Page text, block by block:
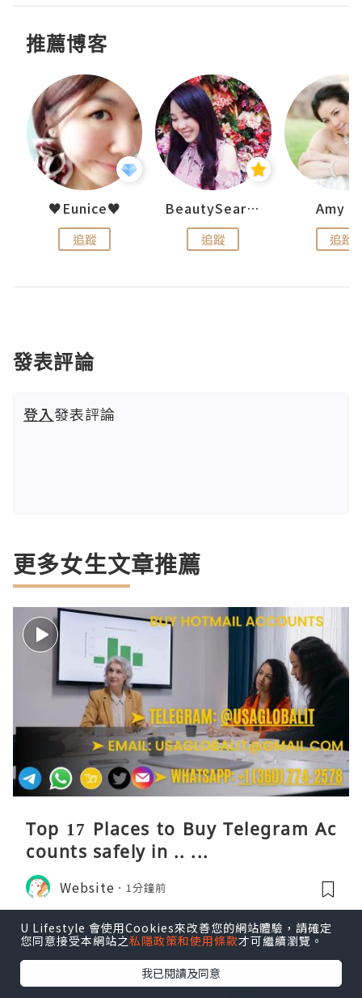
推薦博客
♥Eunice♥
追蹤
BeautySearch
追蹤
Amy
追蹤
發表評論
登入發表評論
更多女生文章推薦
Top 17 Places to Buy Telegram Ac
counts safely in .. ...
Website 1分鐘前
U Lifestyle 會使用Cookies來改善您的網站體驗，請確定
您同意接受本網站之私隱政策和使用條款才可繼續瀏覽。
我已閱讀及同意